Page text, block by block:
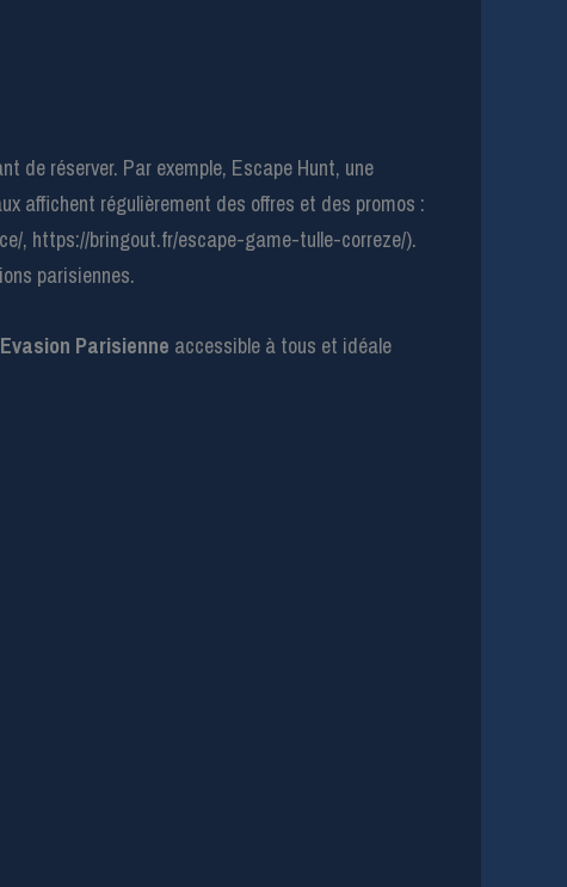
de réserver. Par exemple, Escape Hunt, une
affichent régulièrement des offres et des promos :
, https://bringout.fr/escape-game-tulle-correze/).
parisiennes.
Evasion Parisienne accessible à tous et idéale